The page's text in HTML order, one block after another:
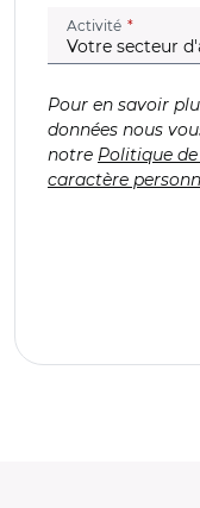
Activité (champ
Pour en savoir
données nous
notre Politique
caractère